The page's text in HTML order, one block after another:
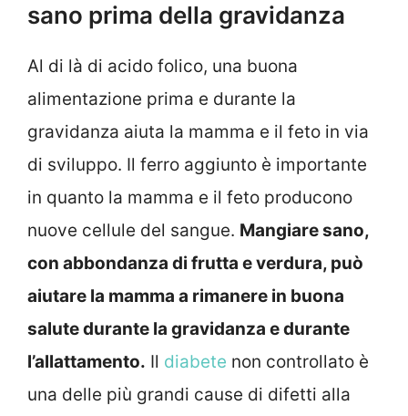
sano prima della gravidanza
Al di là di acido folico, una buona
alimentazione prima e durante la
gravidanza aiuta la mamma e il feto in via
di sviluppo. Il ferro aggiunto è importante
in quanto la mamma e il feto producono
nuove cellule del sangue. Mangiare sano,
con abbondanza di frutta e verdura, può
aiutare la mamma a rimanere in buona
salute durante la gravidanza e durante
l’allattamento. Il diabete non controllato è
una delle più grandi cause di difetti alla